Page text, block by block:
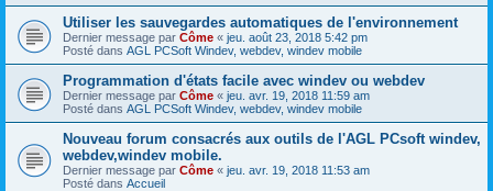
Utiliser les sauvegardes automatiques de l'environnement
Dernier message par Côme « jeu. août 23, 2018 5:42 pm
Posté dans AGL PCSoft Windev, webdev, windev mobile
Programmation d'états facile avec windev ou webdev
Dernier message par Côme « jeu. avr. 19, 2018 11:59 am
Posté dans AGL PCSoft Windev, webdev, windev mobile
Nouveau forum consacrés aux outils de l'AGL PCsoft windev,
webdev,windev mobile.
Dernier message par Côme « jeu. avr. 19, 2018 11:53 am
Posté dans Accueil